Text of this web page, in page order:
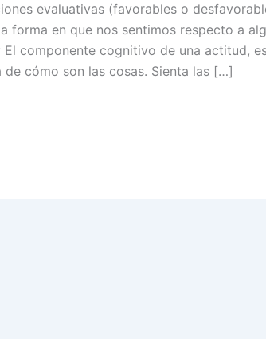
evaluativas (favorables o
forma en que nos sentimos respecto a
El componente cognitivo de una actitud,
cómo son las cosas. Sienta las […]